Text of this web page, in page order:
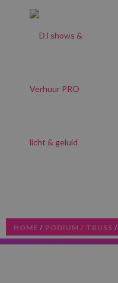
HOME / PODIUM / TRUSS /